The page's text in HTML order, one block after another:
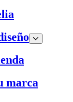
marca